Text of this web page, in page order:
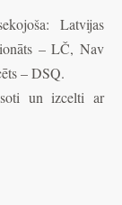
Latvijas
– LČ, Nav
– DSQ.
un izcelti ar